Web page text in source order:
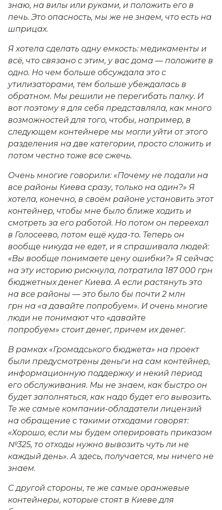
знаю, на вилы или руками, и положить его в
печь. Это опасность, мы же не знаем, что есть на
шприцах.
Я хотела сделать одну емкость: медикаменты и
всё, что связано с этим, у вас дома — положите в
одно. Но чем больше обсуждала это с
утилизаторами, тем больше убеждалась в
обратном. Мы решили не перегибать палку. И
вот поэтому я для себя представляла, как много
возможностей для того, чтобы, например, в
следующем контейнере мы могли уйти от этого
разделения на две категории, просто сложить и
потом честно тоже все сжечь.
Очень многие говорили: «Почему не подали на
все районы Киева сразу, только на один?» Я
хотела, конечно, в своём районе установить этот
контейнер, чтобы мне было ближе ходить и
смотреть за его работой. Но потом он переехал
в Голосеево, потом ещё куда-то. Теперь он
вообще никуда не едет, и я спрашивала людей:
«Вы вообще понимаете цену ошибки?» Я сейчас
на эту историю рискнула, потратила 187 000 грн
бюджетных денег Киева. А если растянуть это
на все районы — это было бы почти 2 млн
грн на «а давайте попробуем». И очень многие
люди не понимают что «давайте
попробуем» стоит денег, причем их денег.
В рамках «Громадського бюджета» на проект
были предусмотрены деньги на сам контейнер,
информационную поддержку и некий период
его обслуживания. Мы не знаем, как быстро он
будет заполняться, как надо будет его вывозить.
Те же самые компании-обладатели лицензий
на обращение с такими отходами говорят:
«Хорошо, если мы будем оперировать приказом
№325, то отходы нужно вывозить чуть ли не
каждый день». А здесь, получается, мы ничего не
знаем.
С другой стороны, те же самые оранжевые
контейнеры, которые стоят в Киеве для